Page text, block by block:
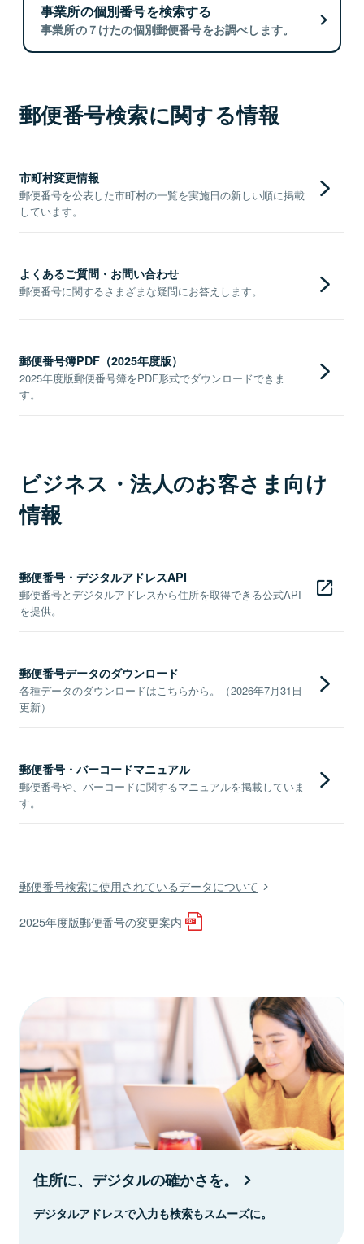
事業所の個別番号を検索する
事業所の７けたの個別郵便番号をお調べします。
郵便番号検索に関する情報
市町村変更情報
郵便番号を公表した市町村の一覧を実施日の新しい順に掲載
しています。
よくあるご質問・お問い合わせ
郵便番号に関するさまざまな疑問にお答えします。
郵便番号簿PDF（2025年度版）
2025年度版郵便番号簿をPDF形式でダウンロードできま
す。
ビジネス・法人のお客さま向け
情報
郵便番号・デジタルアドレスAPI
郵便番号とデジタルアドレスから住所を取得できる公式API
を提供。
郵便番号データのダウンロード
各種データのダウンロードはこちらから。（2026年7月31日
更新）
郵便番号・バーコードマニュアル
郵便番号や、バーコードに関するマニュアルを掲載していま
す。
郵便番号検索に使用されているデータについて
2025年度版郵便番号の変更案内
住所に、デジタルの確かさを。
デジタルアドレスで入力も検索もスムーズに。